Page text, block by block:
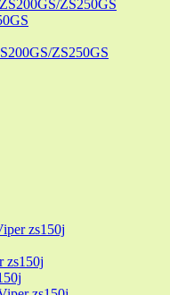
ZS250GS
ZS250GS
zs150j
zs150j